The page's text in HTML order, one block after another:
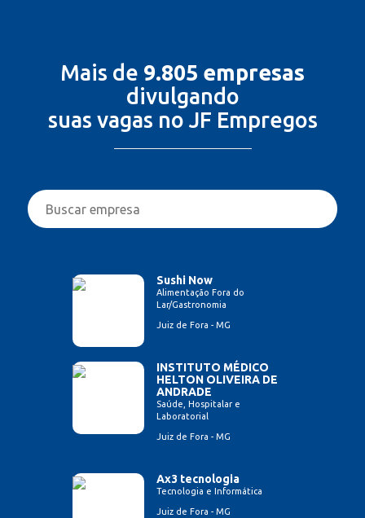
Mais de 9.805 empresas
divulgando
suas vagas no JF Empregos
Sushi Now
Alimentação Fora do
Lar/Gastronomia
Juiz de Fora - MG
INSTITUTO MÉDICO
HELTON OLIVEIRA DE
ANDRADE
Saúde, Hospitalar e
Laboratorial
Juiz de Fora - MG
Ax3 tecnologia
Tecnologia e Informática
Juiz de Fora - MG